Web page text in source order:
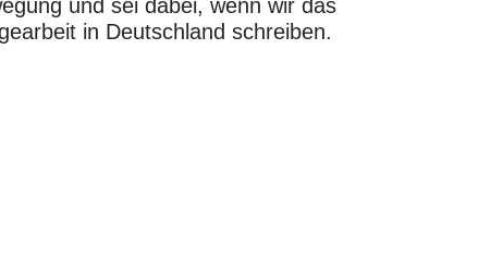
und sei dabei, wenn wir das
in Deutschland schreiben.